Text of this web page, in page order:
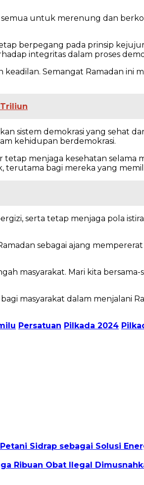
semua untuk merenung dan
berpegang pada prinsip
integritas dalam proses
Semangat Ramadan ini
sistem demokrasi yang sehat
kehidupan berdemokrasi.
menjaga kesehatan selama
terutama bagi mereka yang
serta tetap menjaga pola
sebagai ajang
masyarakat. Mari kita
masyarakat dalam menjalani
Persatuan Pilkada 2024
Sidrap sebagai Solusi
Ribuan Obat Ilegal